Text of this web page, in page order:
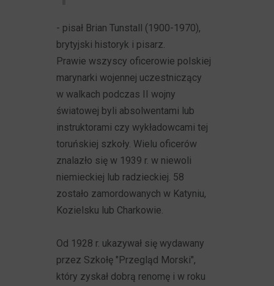
- pisał Brian Tunstall (1900-1970),
brytyjski historyk i pisarz.
Prawie wszyscy oficerowie polskiej
marynarki wojennej uczestniczący
w walkach podczas II wojny
światowej byli absolwentami lub
instruktorami czy wykładowcami tej
toruńskiej szkoły. Wielu oficerów
znalazło się w 1939 r. w niewoli
niemieckiej lub radzieckiej. 58
zostało zamordowanych w Katyniu,
Kozielsku lub Charkowie.
Od 1928 r. ukazywał się wydawany
przez Szkołę "Przegląd Morski",
który zyskał dobrą renomę i w roku